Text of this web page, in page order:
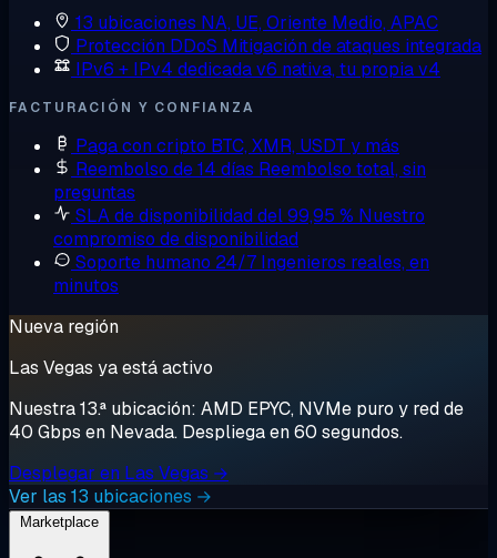
13 ubicaciones NA, UE, Oriente Medio, APAC
Protección DDoS Mitigación de ataques integrada
IPv6 + IPv4 dedicadav6 nativa, tu propia v4
FACTURACIÓN Y CONFIANZA
Paga con cripto BTC, XMR, USDT y más
Reembolso de 14 días Reembolso total, sin
preguntas
SLA de disponibilidad del 99,95 % Nuestro
compromiso de disponibilidad
Soporte humano 24/7 Ingenieros reales, en
minutos
Nueva región
Las Vegas ya está activo
Nuestra 13.ª ubicación: AMD EPYC, NVMe puro y red de
40 Gbps en Nevada. Despliega en 60 segundos.
Desplegar en Las Vegas →
Ver las 13 ubicaciones →